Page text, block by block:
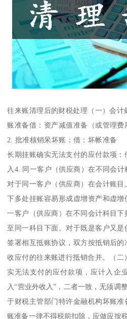
往来账清理后的财税处理（一）会
账准备借：资产减值准备（或管理
2. 批准核销呆坏账：借：坏帐准
长期挂账确实无法支付的应付款项
入4. 同一客户（供应商）在不同会
对于同一客户（供应商）在会计账
下多处挂账容易形成虚增资产和虚
一客户（供应商）在不同会计科目
至同一科目下面。对于既是客户又
签署相互抵账协议，双方按抵销后
收应付的往来账进行抵销合并。（
实无法支付的应付款项，应计入企
入“营业外收入”，二者一致，无须调
于财税主管部门特许金融机构坏账
账准备一律不得税前扣除，应做应按